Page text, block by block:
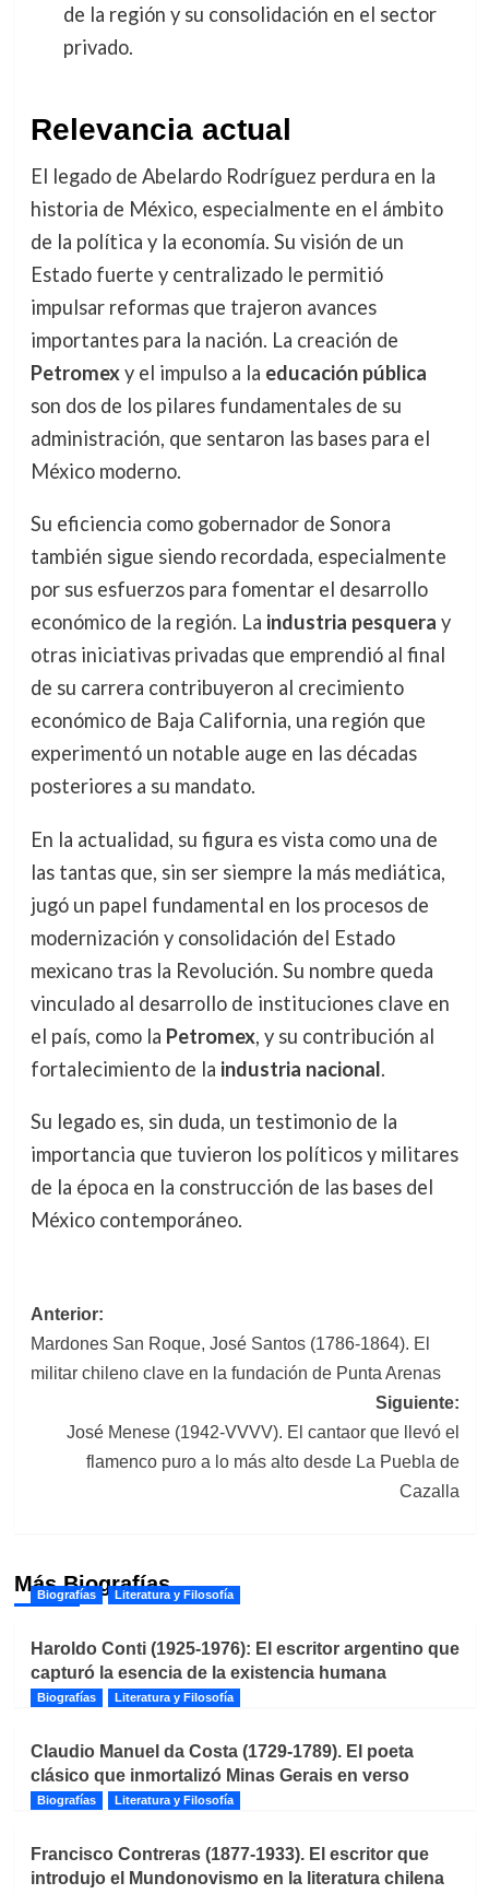
de la región y su consolidación en el sector
privado.
Relevancia actual
El legado de Abelardo Rodríguez perdura en la
historia de México, especialmente en el ámbito
de la política y la economía. Su visión de un
Estado fuerte y centralizado le permitió
impulsar reformas que trajeron avances
importantes para la nación. La creación de
Petromexy el impulso a la educación pública
son dos de los pilares fundamentales de su
administración, que sentaron las bases para el
México moderno.
Su eficiencia como gobernador de Sonora
también sigue siendo recordada, especialmente
por sus esfuerzos para fomentar el desarrollo
económico de la región. La industria pesquera y
otras iniciativas privadas que emprendió al final
de su carrera contribuyeron al crecimiento
económico de Baja California, una región que
experimentó un notable auge en las décadas
posteriores a su mandato.
En la actualidad, su figura es vista como una de
las tantas que, sin ser siempre la más mediática,
jugó un papel fundamental en los procesos de
modernización y consolidación del Estado
mexicano tras la Revolución. Su nombre queda
vinculado al desarrollo de instituciones clave en
el país, como la Petromex, y su contribución al
fortalecimiento de la industria nacional.
Su legado es, sin duda, un testimonio de la
importancia que tuvieron los políticos y militares
de la época en la construcción de las bases del
México contemporáneo.
Navegación
de
Anterior:
Mardones San Roque, José Santos (1786-1864). El
militar chileno clave en la fundación de Punta Arenas
Siguiente:
José Menese (1942-VVVV). El cantaor que llevó el
flamenco puro a lo más alto desde La Puebla de
Cazalla
Más Biografías
Biografías Literatura y Filosofía
Haroldo Conti (1925-1976): El escritor argentino que
capturó la esencia de la existencia humana
Biografías Literatura y Filosofía
Claudio Manuel da Costa (1729-1789). El poeta
clásico que inmortalizó Minas Gerais en verso
Biografías Literatura y Filosofía
Francisco Contreras (1877-1933). El escritor que
introdujo el Mundonovismo en la literatura chilena